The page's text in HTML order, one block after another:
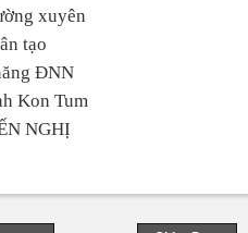
xuyên
tạo
ĐNN
Kon Tum
NGHỊ